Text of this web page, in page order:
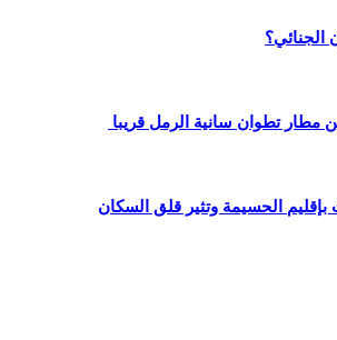
مطار تطوان سانية الرمل قريبا
الحسيمة وتثير قلق السكان